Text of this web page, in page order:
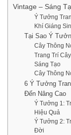
Vintage – Sáng
Ý Tưởng
Khí Giáng
Tại Sao Ý
Cây Thông
Trang Trí
Sáng Tạo
Cây Thông
6 Ý Tưởng
Đến Nâng Cao
Ý Tưởng 1:
Hiệu Quả
Ý Tưởng 2:
Đời